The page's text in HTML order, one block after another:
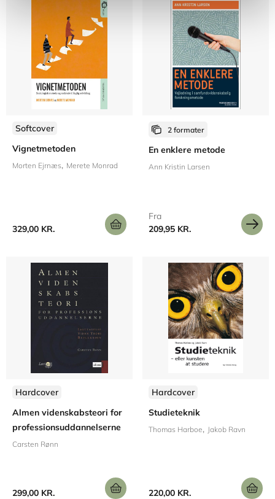
Softcover
Vignetmetoden
Morten Ejrnæs Merete Monrad
329,00 KR.
2 formater
En enklere metode
Ann Kristin Larsen
Fra
209,95 KR.
Hardcover
Almen videnskabsteori for
professionsuddannelserne
Carsten Rønn
299,00 KR.
Hardcover
Studieteknik
Thomas Harboe Jakob Ravn
220,00 KR.